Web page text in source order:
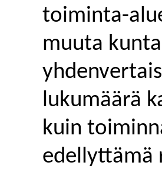
toiminta-
muuta
lukumäärä
kuin
edellyttämä